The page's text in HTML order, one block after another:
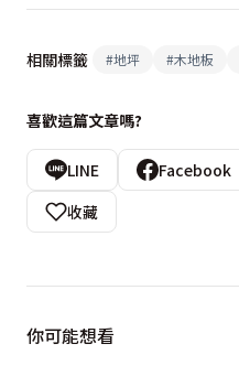
相關標籤 #地坪 #木地板
喜歡這篇文章嗎?
LINE Facebook
收藏
你可能想看